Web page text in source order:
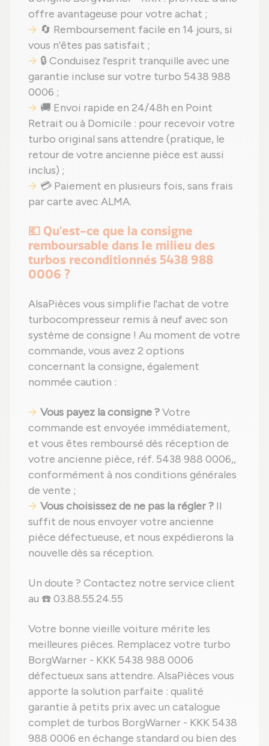
offre avantageuse pour votre achat ;
🔄 Remboursement facile en 14 jours, si
vous n'êtes pas satisfait ;
🔒 Conduisez l'esprit tranquille avec une
garantie incluse sur votre turbo 5438 988
0006 ;
🚚 Envoi rapide en 24/48h en Point
Retrait ou à Domicile : pour recevoir votre
turbo original sans attendre (pratique, le
retour de votre ancienne pièce est aussi
inclus) ;
💳 Paiement en plusieurs fois, sans frais
par carte avec ALMA.
💶 Qu'est-ce que la consigne
remboursable dans le milieu des
turbos reconditionnés 5438 988
0006 ?
AlsaPièces vous simplifie l'achat de votre
turbocompresseur remis à neuf avec son
système de consigne ! Au moment de votre
commande, vous avez 2 options
concernant la consigne, également
nommée caution :
Vous payez la consigne ?Votre
commande est envoyée immédiatement,
et vous êtes remboursé dès réception de
votre ancienne pièce, réf. 5438 988 0006,,
conformément à nos conditions générales
de vente ;
Vous choisissez de ne pas la régler ? Il
suffit de nous envoyer votre ancienne
pièce défectueuse, et nous expédierons la
nouvelle dès sa réception.
Un doute ? Contactez notre service client
au ☎️ 03.88.55.24.55
Votre bonne vieille voiture mérite les
meilleures pièces. Remplacez votre turbo
BorgWarner - KKK 5438 988 0006
défectueux sans attendre. AlsaPièces vous
apporte la solution parfaite : qualité
garantie à petits prix avec un catalogue
complet de turbos BorgWarner - KKK 5438
988 0006 en échange standard ou bien des